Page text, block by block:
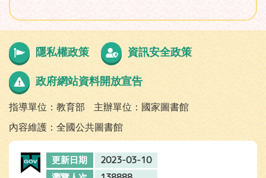
隱私權政策 資訊安全政策
政府網站資料開放宣告
指導單位：教育部
主辦單位：國家圖書館
內容維護：全國公共圖書館
更新日期 2023-03-10